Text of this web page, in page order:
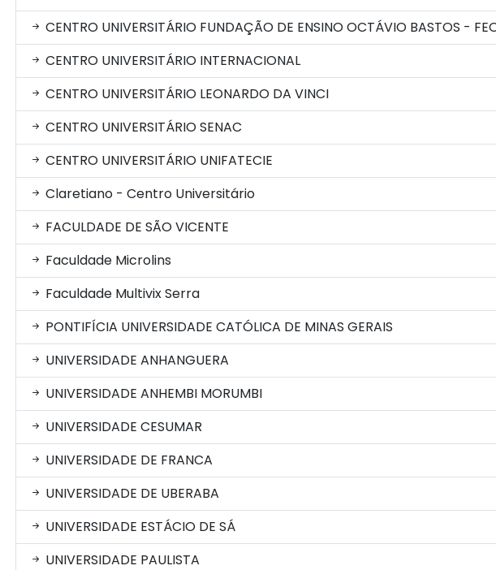
CENTRO UNIVERSITÁRIO FUNDAÇÃO DE ENSINO OCTÁVIO BASTOS -
CENTRO UNIVERSITÁRIO INTERNACIONAL
CENTRO UNIVERSITÁRIO LEONARDO DA VINCI
CENTRO UNIVERSITÁRIO SENAC
CENTRO UNIVERSITÁRIO UNIFATECIE
Claretiano - Centro Universitário
FACULDADE DE SÃO VICENTE
Faculdade Microlins
Faculdade Multivix Serra
PONTIFÍCIA UNIVERSIDADE CATÓLICA DE MINAS GERAIS
UNIVERSIDADE ANHANGUERA
UNIVERSIDADE ANHEMBI MORUMBI
UNIVERSIDADE CESUMAR
UNIVERSIDADE DE FRANCA
UNIVERSIDADE DE UBERABA
UNIVERSIDADE ESTÁCIO DE SÁ
UNIVERSIDADE PAULISTA